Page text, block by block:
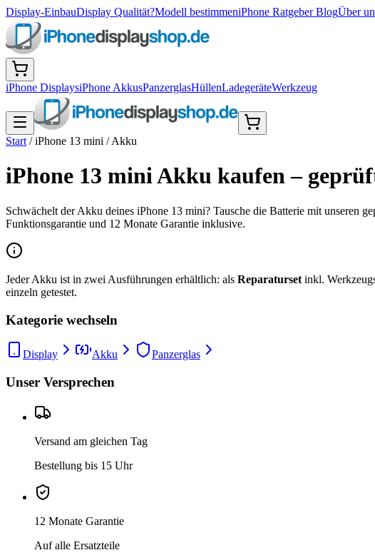
Display-EinbauDisplay Qualität?Modell bestimmeniPhone Ratgeber BlogÜber
iPhone DisplaysiPhone AkkusPanzerglasHüllenLadegeräteWerkzeug
Start /iPhone 13 mini /Akku
iPhone 13 mini Akku kaufen –
Schwächelt der Akku deines iPhone 13 mini? Tausche die Batterie mit unseren
Funktionsgarantie und 12 Monate Garantie inklusive.
Jeder Akku ist in zwei Ausführungen erhältlich: als Reparaturset inkl.
einzeln getestet.
Kategorie wechseln
Display Akku Panzerglas
Unser Versprechen
Versand am gleichen Tag
Bestellung bis 15 Uhr
12 Monate Garantie
Auf alle Ersatzteile